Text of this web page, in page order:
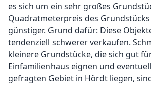
es sich um ein sehr großes
Quadratmeterpreis des
günstiger. Grund dafür: Diese
tendenziell schwerer verkaufen.
kleinere Grundstücke, die sich gut
Einfamilienhaus eignen und
gefragten Gebiet in Hördt liegen,